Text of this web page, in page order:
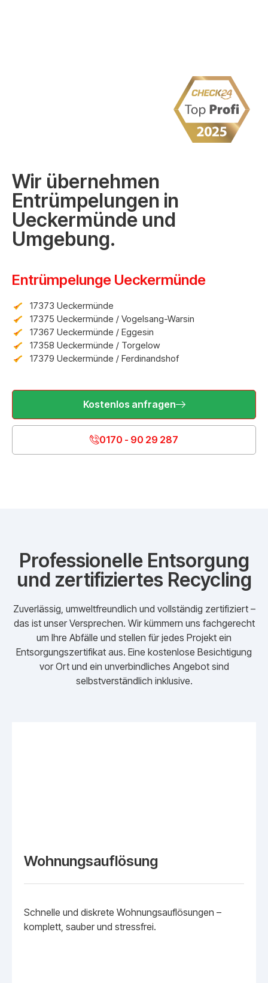
Wir übernehmen
Entrümpelungen in
Ueckermünde und
Umgebung.
Entrümpelunge Ueckermünde
17373 Ueckermünde
17375 Ueckermünde / Vogelsang-Warsin
17367 Ueckermünde / Eggesin
17358 Ueckermünde / Torgelow
17379 Ueckermünde / Ferdinandshof
Kostenlos anfragen
0170 - 90 29 287
Professionelle Entsorgung
und zertifiziertes Recycling
Zuverlässig, umweltfreundlich und vollständig zertifiziert –
das ist unser Versprechen. Wir kümmern uns fachgerecht
um Ihre Abfälle und stellen für jedes Projekt ein
Entsorgungszertifikat aus. Eine kostenlose Besichtigung
vor Ort und ein unverbindliches Angebot sind
selbstverständlich inklusive.
Wohnungsauflösung
Schnelle und diskrete Wohnungsauflösungen –
komplett, sauber und stressfrei.